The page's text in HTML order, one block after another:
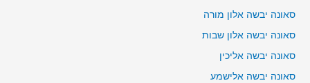
סאונה יבשה אלון מורה
סאונה יבשה אלון שבות
סאונה יבשה אליכין
סאונה יבשה אלישמע